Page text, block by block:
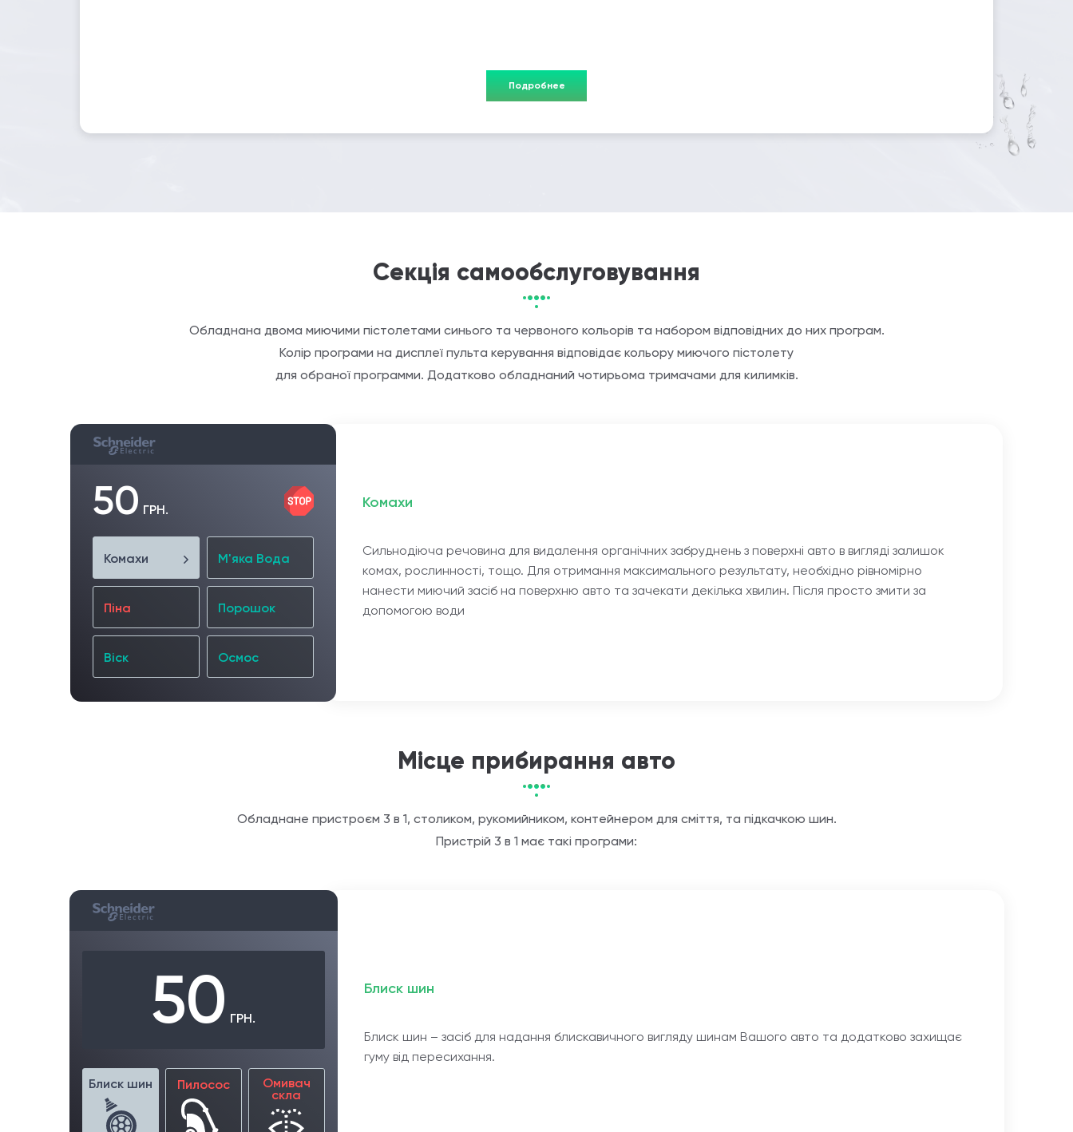
Подробнее
Секція самообслуговування
Обладнана двома миючими пістолетами синього та червоного кольорів та набором відповідних до них програм.
Колір програми на дисплеї пульта керування відповідає кольору миючого пістолету
для обраної программи. Додатково обладнаний чотирьома тримачами для килимків.
50 ГРН.
Комахи М'яка Вода
Піна Порошок
Віск Осмос
Комахи
Сильнодіюча речовина для видалення органічних забруднень з поверхні авто в вигляді залишок
комах, рослинності, тощо. Для отримання максимального результату, необхідно рівномірно
нанести миючий засіб на поверхню авто та зачекати декілька хвилин. Після просто змити за
допомогою води
Місце прибирання авто
Обладнане пристроєм 3 в 1, столиком, рукомийником, контейнером для сміття, та підкачкою шин.
Пристрій 3 в 1 має такі програми:
50 ГРН.
Блиск шин Пилосос Омивач
скла
Блиск шин
Блиск шин – засіб для надання блискавичного вигляду шинам Вашого авто та додатково захищає
гуму від пересихання.